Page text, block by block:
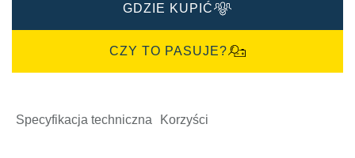
GDZIE KUPIĆ
CZY TO PASUJE?
Specyfikacja techniczna Korzyści